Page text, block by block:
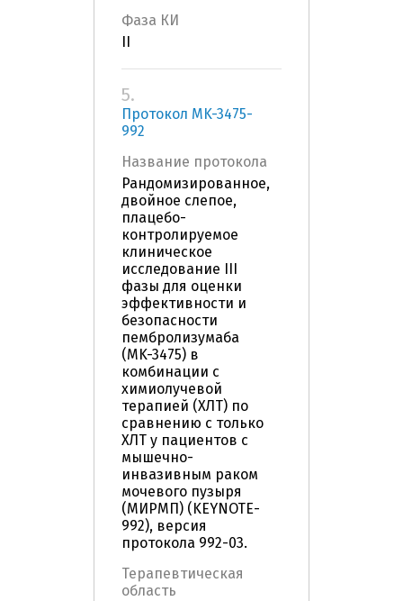
Фаза КИ
5.
Протокол MK-3475-
992
Название протокола
Рандомизированное,
двойное слепое,
плацебо-
контролируемое
клиническое
исследование III
фазы для оценки
эффективности и
безопасности
пембролизумаба
(MK-3475) в
комбинации с
химиолучевой
терапией (ХЛТ) по
сравнению с только
ХЛТ у пациентов с
мышечно-
инвазивным раком
мочевого пузыря
(МИРМП) (KEYNOTE-
992), версия
протокола 992-03.
Терапевтическая
область